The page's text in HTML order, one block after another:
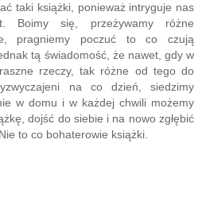
taki książki, ponieważ intryguje nas
Boimy się, przeżywamy różne
pragniemy poczuć to co czują
tą świadomość, że nawet, gdy w
rzeczy, tak różne od tego do
na co dzień, siedzimy
w domu i w każdej chwili możemy
dojść do siebie i na nowo zgłębić
to co bohaterowie książki.